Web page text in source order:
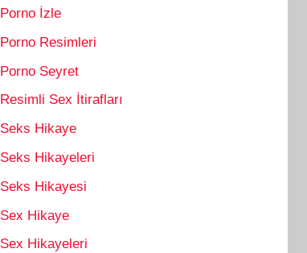
Porno İzle
Porno Resimleri
Porno Seyret
Resimli Sex İtirafları
Seks Hikaye
Seks Hikayeleri
Seks Hikayesi
Sex Hikaye
Sex Hikayeleri